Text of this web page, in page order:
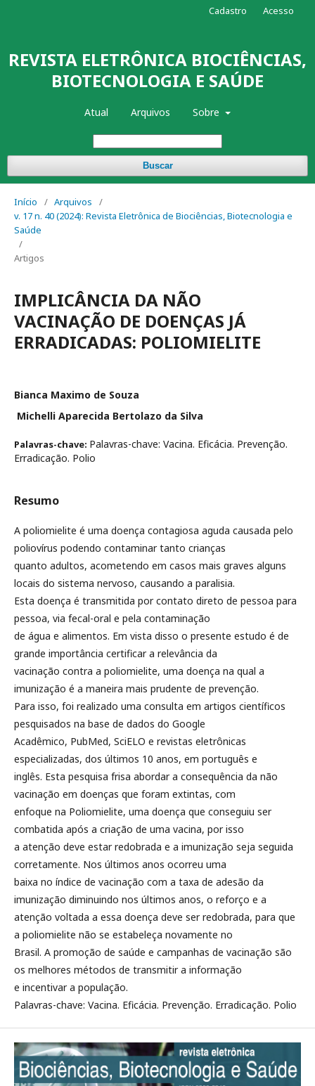
REVISTA ELETRÔNICA BIOCIÊNCIAS,
BIOTECNOLOGIA E SAÚDE
Atual Arquivos Sobre
Buscar
Cadastro Acesso
Início / Arquivos
/
v. 17 n. 40 (2024): Revista Eletrônica de Biociências, Biotecnologia e
Saúde
/
Artigos
IMPLICÂNCIA DA NÃO
VACINAÇÃO DE DOENÇAS JÁ
ERRADICADAS: POLIOMIELITE
Bianca Maximo de Souza
Michelli Aparecida Bertolazo da Silva
Palavras-chave: Palavras-chave: Vacina. Eficácia. Prevenção.
Erradicação. Polio
Resumo
A poliomielite é uma doença contagiosa aguda causada pelo
poliovírus podendo contaminar tanto crianças
quanto adultos, acometendo em casos mais graves alguns
locais do sistema nervoso, causando a paralisia.
Esta doença é transmitida por contato direto de pessoa para
pessoa, via fecal-oral e pela contaminação
de água e alimentos. Em vista disso o presente estudo é de
grande importância certificar a relevância da
vacinação contra a poliomielite, uma doença na qual a
imunização é a maneira mais prudente de prevenção.
Para isso, foi realizado uma consulta em artigos científicos
pesquisados na base de dados do Google
Acadêmico, PubMed, SciELO e revistas eletrônicas
especializadas, dos últimos 10 anos, em português e
inglês. Esta pesquisa frisa abordar a consequência da não
vacinação em doenças que foram extintas, com
enfoque na Poliomielite, uma doença que conseguiu ser
combatida após a criação de uma vacina, por isso
a atenção deve estar redobrada e a imunização seja seguida
corretamente. Nos últimos anos ocorreu uma
baixa no índice de vacinação com a taxa de adesão da
imunização diminuindo nos últimos anos, o reforço e a
atenção voltada a essa doença deve ser redobrada, para que
a poliomielite não se estabeleça novamente no
Brasil. A promoção de saúde e campanhas de vacinação são
os melhores métodos de transmitir a informação
e incentivar a população.
Palavras-chave: Vacina. Eficácia. Prevenção. Erradicação. Polio